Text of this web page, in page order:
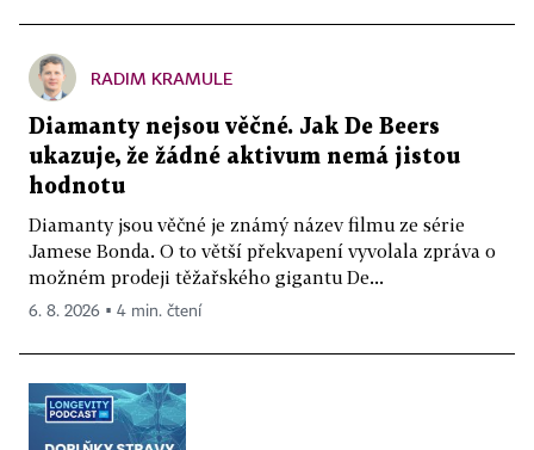
RADIM KRAMULE
Diamanty nejsou věčné. Jak De Beers
ukazuje, že žádné aktivum nemá jistou
hodnotu
Diamanty jsou věčné je známý název filmu ze série
Jamese Bonda. O to větší překvapení vyvolala zpráva o
možném prodeji těžařského gigantu De...
6. 8. 2026 ▪ 4 min. čtení